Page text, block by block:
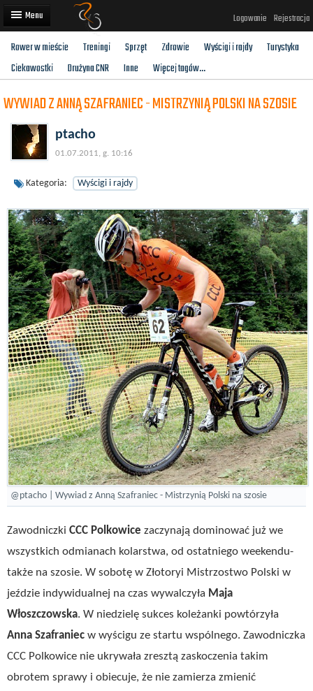
Logowanie Rejestracja
Artykuły
Użytkownicy
Rower w mieście Treningi Sprzęt Zdrowie Wyścigi i rajdy
Turystyka
Ciekawostki
Drużyna CNR Inne Więcej tagów...
WYWIAD Z ANNĄ SZAFRANIEC - MISTRZYNIĄ POLSKI NA SZOSIE
ptacho
01.07.2011, g. 10:16
Kategoria: Wyścigi i rajdy
@ptacho | Wywiad z Anną Szafraniec - Mistrzynią Polski na szosie
Zawodniczki CCC Polkowice zaczynają dominować już we
wszystkich odmianach kolarstwa, od ostatniego weekendu-
także na szosie. W sobotę w Złotoryi Mistrzostwo Polski w
jeździe indywidualnej na czas wywalczyła Maja
Włoszczowska. W niedzielę sukces koleżanki powtórzyła
Anna Szafraniec w wyścigu ze startu wspólnego. Zawodniczka
CCC Polkowice nie ukrywała zresztą zaskoczenia takim
obrotem sprawy i obiecuje, że nie zamierza zmienić